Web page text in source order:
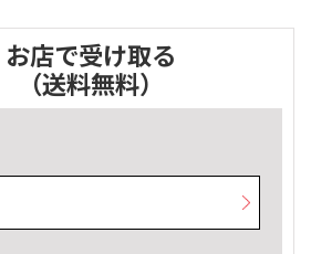
お店で受け取る
（送料無料）